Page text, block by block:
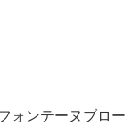
ォンテーヌブロー